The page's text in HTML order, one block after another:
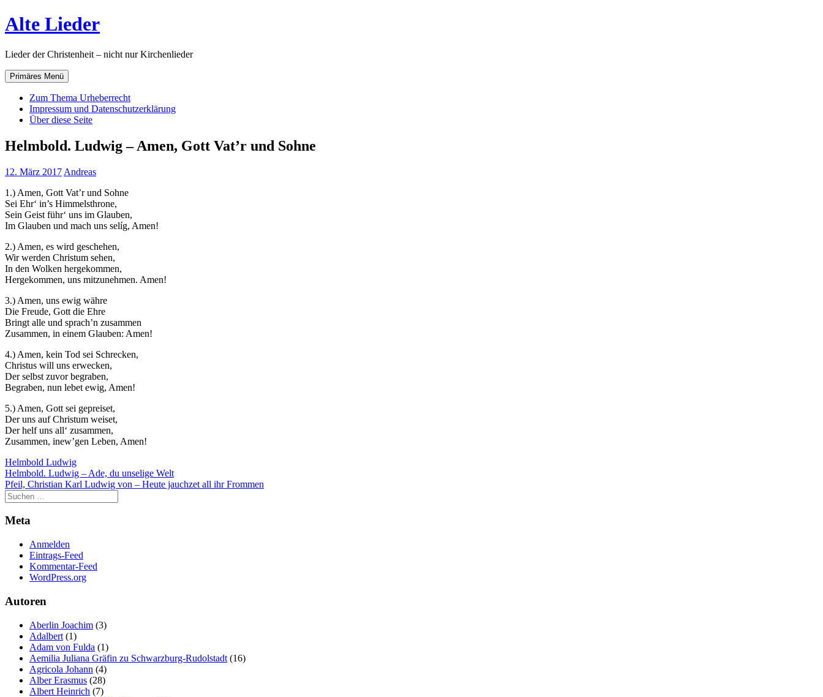
Zum
Inhalt
Alte Lieder
Lieder der Christenheit – nicht nur Kirchenlieder
Primäres Menü
Zum Thema Urheberrecht
Impressum und Datenschutzerklärung
Über diese Seite
Helmbold. Ludwig – Amen, Gott Vat’r und Sohne
12. März 2017 Andreas
1.) Amen, Gott Vat’r und Sohne
Sei Ehr‘ in’s Himmelsthrone,
Sein Geist führ‘ uns im Glauben,
Im Glauben und mach uns selíg, Amen!
2.) Amen, es wird geschehen,
Wir werden Christum sehen,
In den Wolken hergekommen,
Hergekommen, uns mitzunehmen. Amen!
3.) Amen, uns ewig währe
Die Freude, Gott die Ehre
Bringt alle und sprach’n zusammen
Zusammen, in einem Glauben: Amen!
4.) Amen, kein Tod sei Schrecken,
Christus will uns erwecken,
Der selbst zuvor begraben,
Begraben, nun lebet ewig, Amen!
5.) Amen, Gott sei gepreiset,
Der uns auf Christum weiset,
Der helf uns all‘ zusammen,
Zusammen, inew’gen Leben, Amen!
Helmbold Ludwig
Beitragsnavigation
Helmbold. Ludwig – Ade, du unselige Welt
Pfeil, Christian Karl Ludwig von – Heute jauchzet all ihr Frommen
Meta
Anmelden
Eintrags-Feed
Kommentar-Feed
WordPress.org
Autoren
Aberlin Joachim (3)
Adalbert (1)
Adam von Fulda (1)
Aemilia Juliana Gräfin zu Schwarzburg-Rudolstadt (16)
Agricola Johann (4)
Alber Erasmus (28)
Albert Heinrich (7)